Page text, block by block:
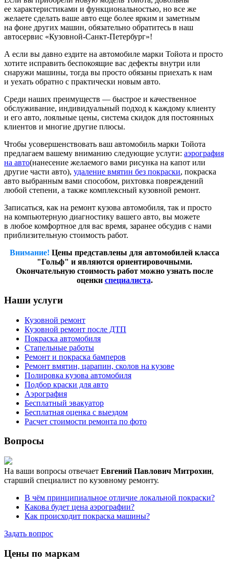
ее характеристиками и функциональностью, но все же
желаете сделать ваше авто еще более ярким и заметным
на фоне других машин, обязательно обратитесь в наш
автосервис «Кузовной-Санкт-Петербург»!
А если вы давно ездите на автомобиле марки Тойота и просто
хотите исправить беспокоящие вас дефекты внутри или
снаружи машины, тогда вы просто обязаны приехать к нам
и уехать обратно с практически новым авто.
Среди наших преимуществ — быстрое и качественное
обслуживание, индивидуальный подход к каждому клиенту
и его авто, лояльные цены, система скидок для постоянных
клиентов и многие другие плюсы.
Чтобы усовершенствовать ваш автомобиль марки Тойота
предлагаем вашему вниманию следующие услуги: аэрография
на авто(нанесение желаемого вами рисунка на капот или
другие части авто), удаление вмятин без покраски, покраска
авто выбранным вами способом, рихтовка повреждений
любой степени, а также комплексный кузовной ремонт.
Записаться, как на ремонт кузова автомобиля, так и просто
на компьютерную диагностику вашего авто, вы можете
в любое комфортное для вас время, заранее обсудив с нами
приблизительную стоимость работ.
Внимание! Цены представлены для автомобилей класса
"Гольф" и являются ориентировочными.
Окончательную стоимость работ можно узнать после
оценки специалиста.
Наши услуги
Кузовной ремонт
Кузовной ремонт после ДТП
Покраска автомобиля
Стапельные работы
Ремонт и покраска бамперов
Ремонт вмятин, царапин, сколов на кузове
Полировка кузова автомобиля
Подбор краски для авто
Аэрография
Бесплатный эвакуатор
Бесплатная оценка с выездом
Расчет стоимости ремонта по фото
Вопросы
На ваши вопросы отвечает Евгений Павлович Митрохин,
старший специалист по кузовному ремонту.
В чём принципиальное отличие локальной покраски?
Какова будет цена аэрографии?
Как происходит покраска машины?
Задать вопрос
Цены по маркам